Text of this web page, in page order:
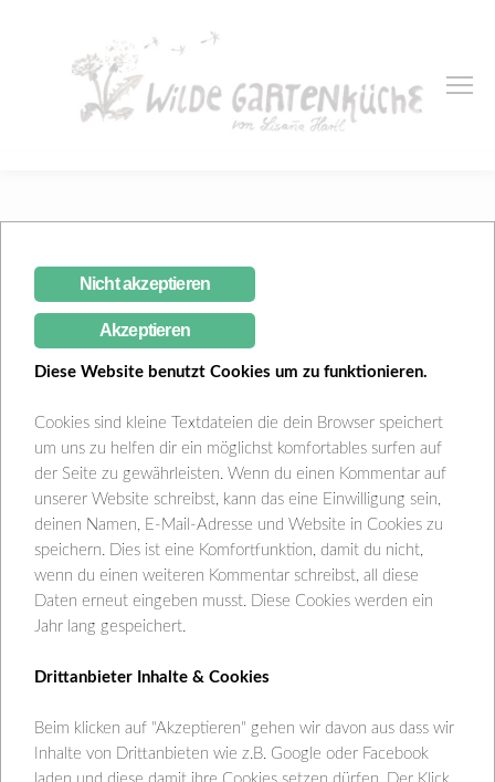
Monthly Archive
1 Entry in: Februar 2025
Risotto mit Schwarzwurzel und
Nicht akzeptieren
Akzeptieren
Diese Website benutzt Cookies um zu funktionieren.
Cookies sind kleine Textdateien die dein Browser speichert
um uns zu helfen dir ein möglichst komfortables surfen auf
der Seite zu gewährleisten. Wenn du einen Kommentar auf
unserer Website schreibst, kann das eine Einwilligung sein,
deinen Namen, E-Mail-Adresse und Website in Cookies zu
speichern. Dies ist eine Komfortfunktion, damit du nicht,
wenn du einen weiteren Kommentar schreibst, all diese
Daten erneut eingeben musst. Diese Cookies werden ein
Jahr lang gespeichert.
Drittanbieter Inhalte & Cookies
Beim klicken auf "Akzeptieren" gehen wir davon aus dass wir
Inhalte von Drittanbieten wie z.B. Google oder Facebook